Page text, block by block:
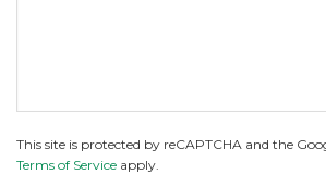
This site is protected by reCAPTCHA and the
Terms of Service apply.